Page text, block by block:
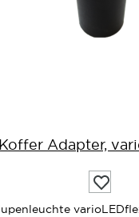
Koffer Adapter,
Auf
die